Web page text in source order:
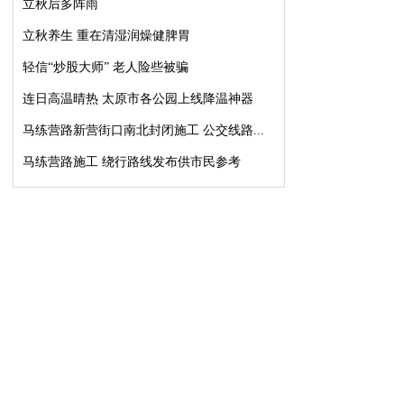
立秋后多阵雨
立秋养生 重在清湿润燥健脾胃
轻信“炒股大师” 老人险些被骗
连日高温晴热 太原市各公园上线降温神器
马练营路新营街口南北封闭施工 公交线路...
马练营路施工 绕行路线发布供市民参考